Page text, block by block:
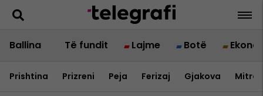
Ballina Të fundit Lajme Botë
Prishtina Prizreni Peja Ferizaj Gjakova